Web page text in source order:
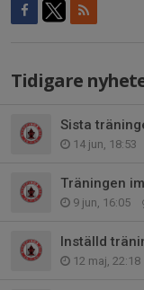
Tidigare
Sista
14 jun, 18:53
Träningen
9 jun, 16:05
Inställd
12 maj, 22:18